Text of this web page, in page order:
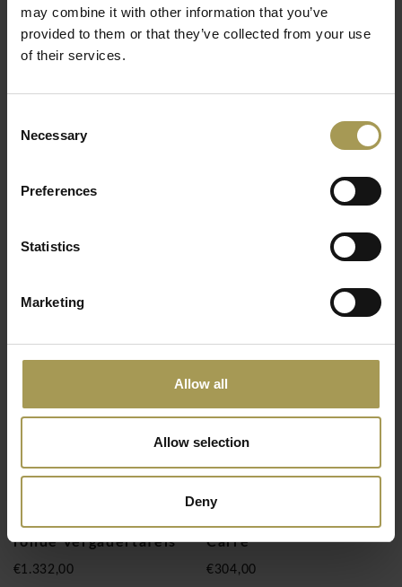
may combine it with other information that you’ve
provided to them or that they’ve collected from your use
of their services.
Selection
Necessary
Preferences
Statistics
Marketing
Allow all
Allow selection
Deny
€495,00
€598,95Incl. btw) €346,00
Kensho hoge tafel
Rendez-vous hoge
ronde vergadertafels
€1.332,00
Carré
€304,00